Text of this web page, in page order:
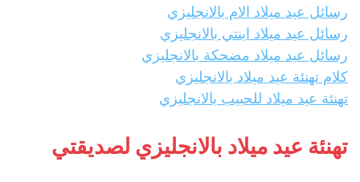
رسائل عيد ميلاد الام بالانجليزي
رسائل عيد ميلاد ابنتي بالانجليزي
رسائل عيد ميلاد مضحكة بالانجليزي
كلام تهنئة عيد ميلاد بالانجليزي
تهنئة عيد ميلاد للحبيب بالانجليزي
تهنئة عيد ميلاد بالانجليزي لصديقتي